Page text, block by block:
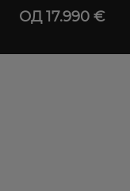
ОД 17.990 €